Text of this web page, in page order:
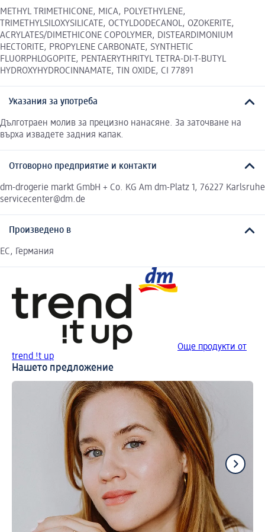
METHYL TRIMETHICONE, MICA, POLYETHYLENE,
TRIMETHYLSILOXYSILICATE, OCTYLDODECANOL, OZOKERITE,
ACRYLATES/DIMETHICONE COPOLYMER, DISTEARDIMONIUM
HECTORITE, PROPYLENE CARBONATE, SYNTHETIC
FLUORPHLOGOPITE, PENTAERYTHRITYL TETRA-DI-T-BUTYL
HYDROXYHYDROCINNAMATE, TIN OXIDE, CI 77891
Указания за употреба
Дълготраен молив за прецизно нанасяне. За заточване на
върха извадете задния капак.
Отговорно предприятие и контакти
dm-drogerie markt GmbH + Co. KG Am dm-Platz 1, 76227 Karlsruhe
servicecenter@dm.de
Произведено в
EC, Германия
Още продукти от
trend !t up
Нашето предложение